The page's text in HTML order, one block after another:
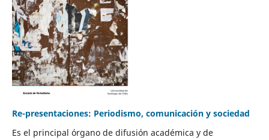
Re-presentaciones: Periodismo, comunicación y sociedad
Es el principal órgano de difusión académica y de